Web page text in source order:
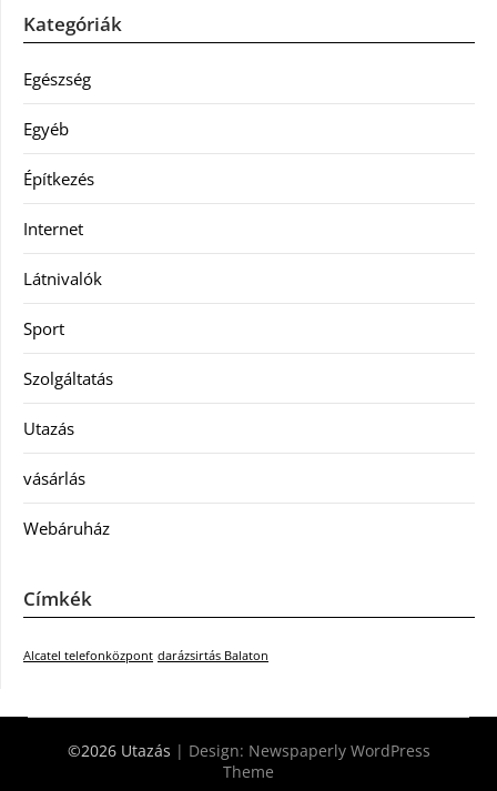
Kategóriák
Egészség
Egyéb
Építkezés
Internet
Látnivalók
Sport
Szolgáltatás
Utazás
vásárlás
Webáruház
Címkék
Alcatel telefonközpont darázsirtás Balaton
©2026 Utazás | Design: Newspaperly WordPress
Theme